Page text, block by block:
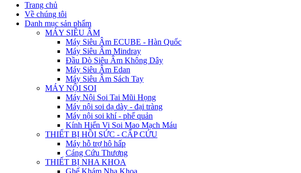
Trang chủ
Về chúng tôi
Danh mục sản phẩm
MÁY SIÊU ÂM
Máy Siêu Âm ECUBE - Hàn Quốc
Máy Siêu Âm Mindray
Đầu Dò Siêu Âm Không Dây
Máy Siêu Âm Edan
Máy Siêu Âm Sách Tay
MÁY NỘI SOI
Máy Nội Soi Tai Mũi Họng
Máy nội soi dạ dày - đại tràng
Máy nội soi khí - phế quản
Kính Hiển Vi Soi Mao Mạch Máu
THIẾT BỊ HỒI SỨC - CẤP CỨU
Máy hỗ trợ hô hấp
Cáng Cứu Thương
THIẾT BỊ NHA KHOA
Ghế Khám Nha Khoa